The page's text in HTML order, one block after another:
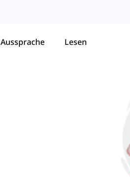
Aussprache Lesen